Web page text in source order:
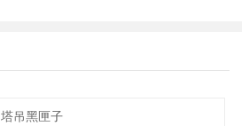
塔吊黑匣子